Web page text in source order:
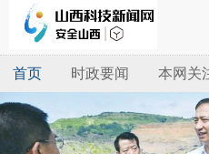
首页 时政要闻 本网关